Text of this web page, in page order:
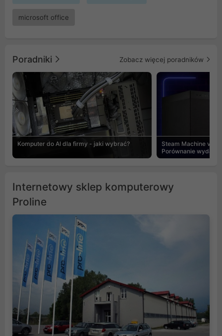
microsoft office
Poradniki Zobacz więcej poradników
Komputer do AI dla firmy - jaki wybrać?
Steam Machine vs
Porównanie
Internetowy sklep komputerowy
Proline